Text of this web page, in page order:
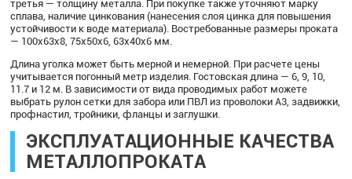
третья — толщину металла. При покупке также уточняют марку
сплава, наличие цинкования (нанесения слоя цинка для повышения
устойчивости к воде материала). Востребованные размеры проката
— 100х63х8, 75х50х6, 63х40х6 мм.
Длина уголка может быть мерной и немерной. При расчете цены
учитывается погонный метр изделия. Гостовская длина — 6, 9, 10,
11.7 и 12 м. В зависимости от вида проводимых работ можете
выбрать рулон сетки для забора или ПВЛ из проволоки А3, задвижки,
профнастил, тройники, фланцы и заглушки.
ЭКСПЛУАТАЦИОННЫЕ КАЧЕСТВА
МЕТАЛЛОПРОКАТА